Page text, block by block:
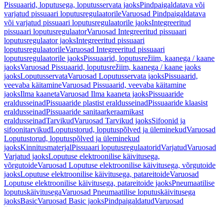
Pissuaarid, loputusega, loputusservata jaoksPindpaigaldatava või
varjatud pissuaari loputusregulaatorileVaruosad Pindpaigaldatava
või varjatud pissuaari loputusregulaatorile jaoksIntegreeritud
pissuaari loputusregulaatorVaruosad Integreeritud pissuaari
loputusregulaator jaoksIntegreeritud pissuaari
loputusregulaatorileVaruosad Integreeritud pissuaari
loputusregulaatorile jaoksPissuaarid, loputusrežiim, kaanega / kaane
jaoksVaruosad Pissuaarid, loputusrežiim, kaanega / kaane jaoks
jaoksLoputusservataVaruosad Loputusservata jaoksPissuaarid,
veevaba käitamineVaruosad Pissuaarid, veevaba käitamine
jaoksIlma kaanetaVaruosad Ilma kaaneta jaoksPissuaaride
eraldusseinadPissuaaride plastist eraldusseinadPissuaaride klaasist
eraldusseinadPissuaaride sanitaarkeraamikast
eraldusseinadTarvikudVaruosad Tarvikud jaoksSifoonid ja
sifoonitarvikudLoputustorud, loputuspõlved ja üleminekudVaruosad
Loputustorud, loputuspõlved ja üleminekud
jaoksKinnitusmaterjalPissuaari loputusregulaatoridVarjatudVaruosad
Varjatud jaoksLoputuse elektroonilise käivitusega,
võrgutoideVaruosad Loputuse elektroonilise käivitusega, võrgutoide
jaoksLoputuse elektroonilise käivitusega, patareitoideVaruosad
Loputuse elektroonilise käivitusega, patareitoide jaoksPneumaatilise
loputuskäivitusegaVaruosad Pneumaatilise loputuskäivitusega
jaoksBasicVaruosad Basic jaoksPindpaigaldatudVaruosad